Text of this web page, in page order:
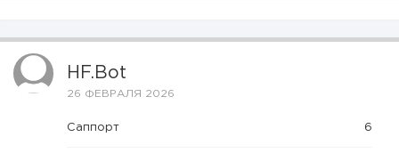
HF.bot
26 ФЕВРАЛЯ 2026
Саппорт 6